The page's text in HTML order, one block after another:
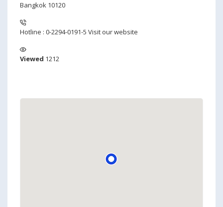
Bangkok 10120
Hotline : 0-2294-0191-5 Visit our website
Viewed 1212